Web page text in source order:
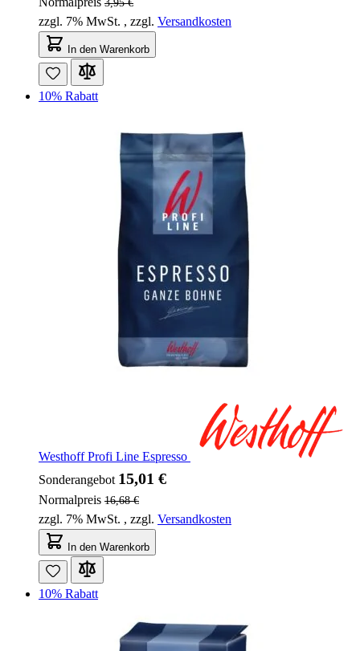
3,95 €
zzgl. 7% MwSt. , zzgl. Versandkosten
In den Warenkorb
10% Rabatt
Westhoff Profi Line Espresso
Sonderangebot 15,01 €
Normalpreis 16,68 €
zzgl. 7% MwSt. , zzgl. Versandkosten
In den Warenkorb
10% Rabatt